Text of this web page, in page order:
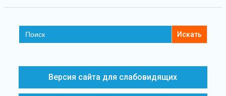
Search
for:
Версия сайта для слабовидящих